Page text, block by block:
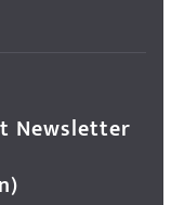
Newsletter